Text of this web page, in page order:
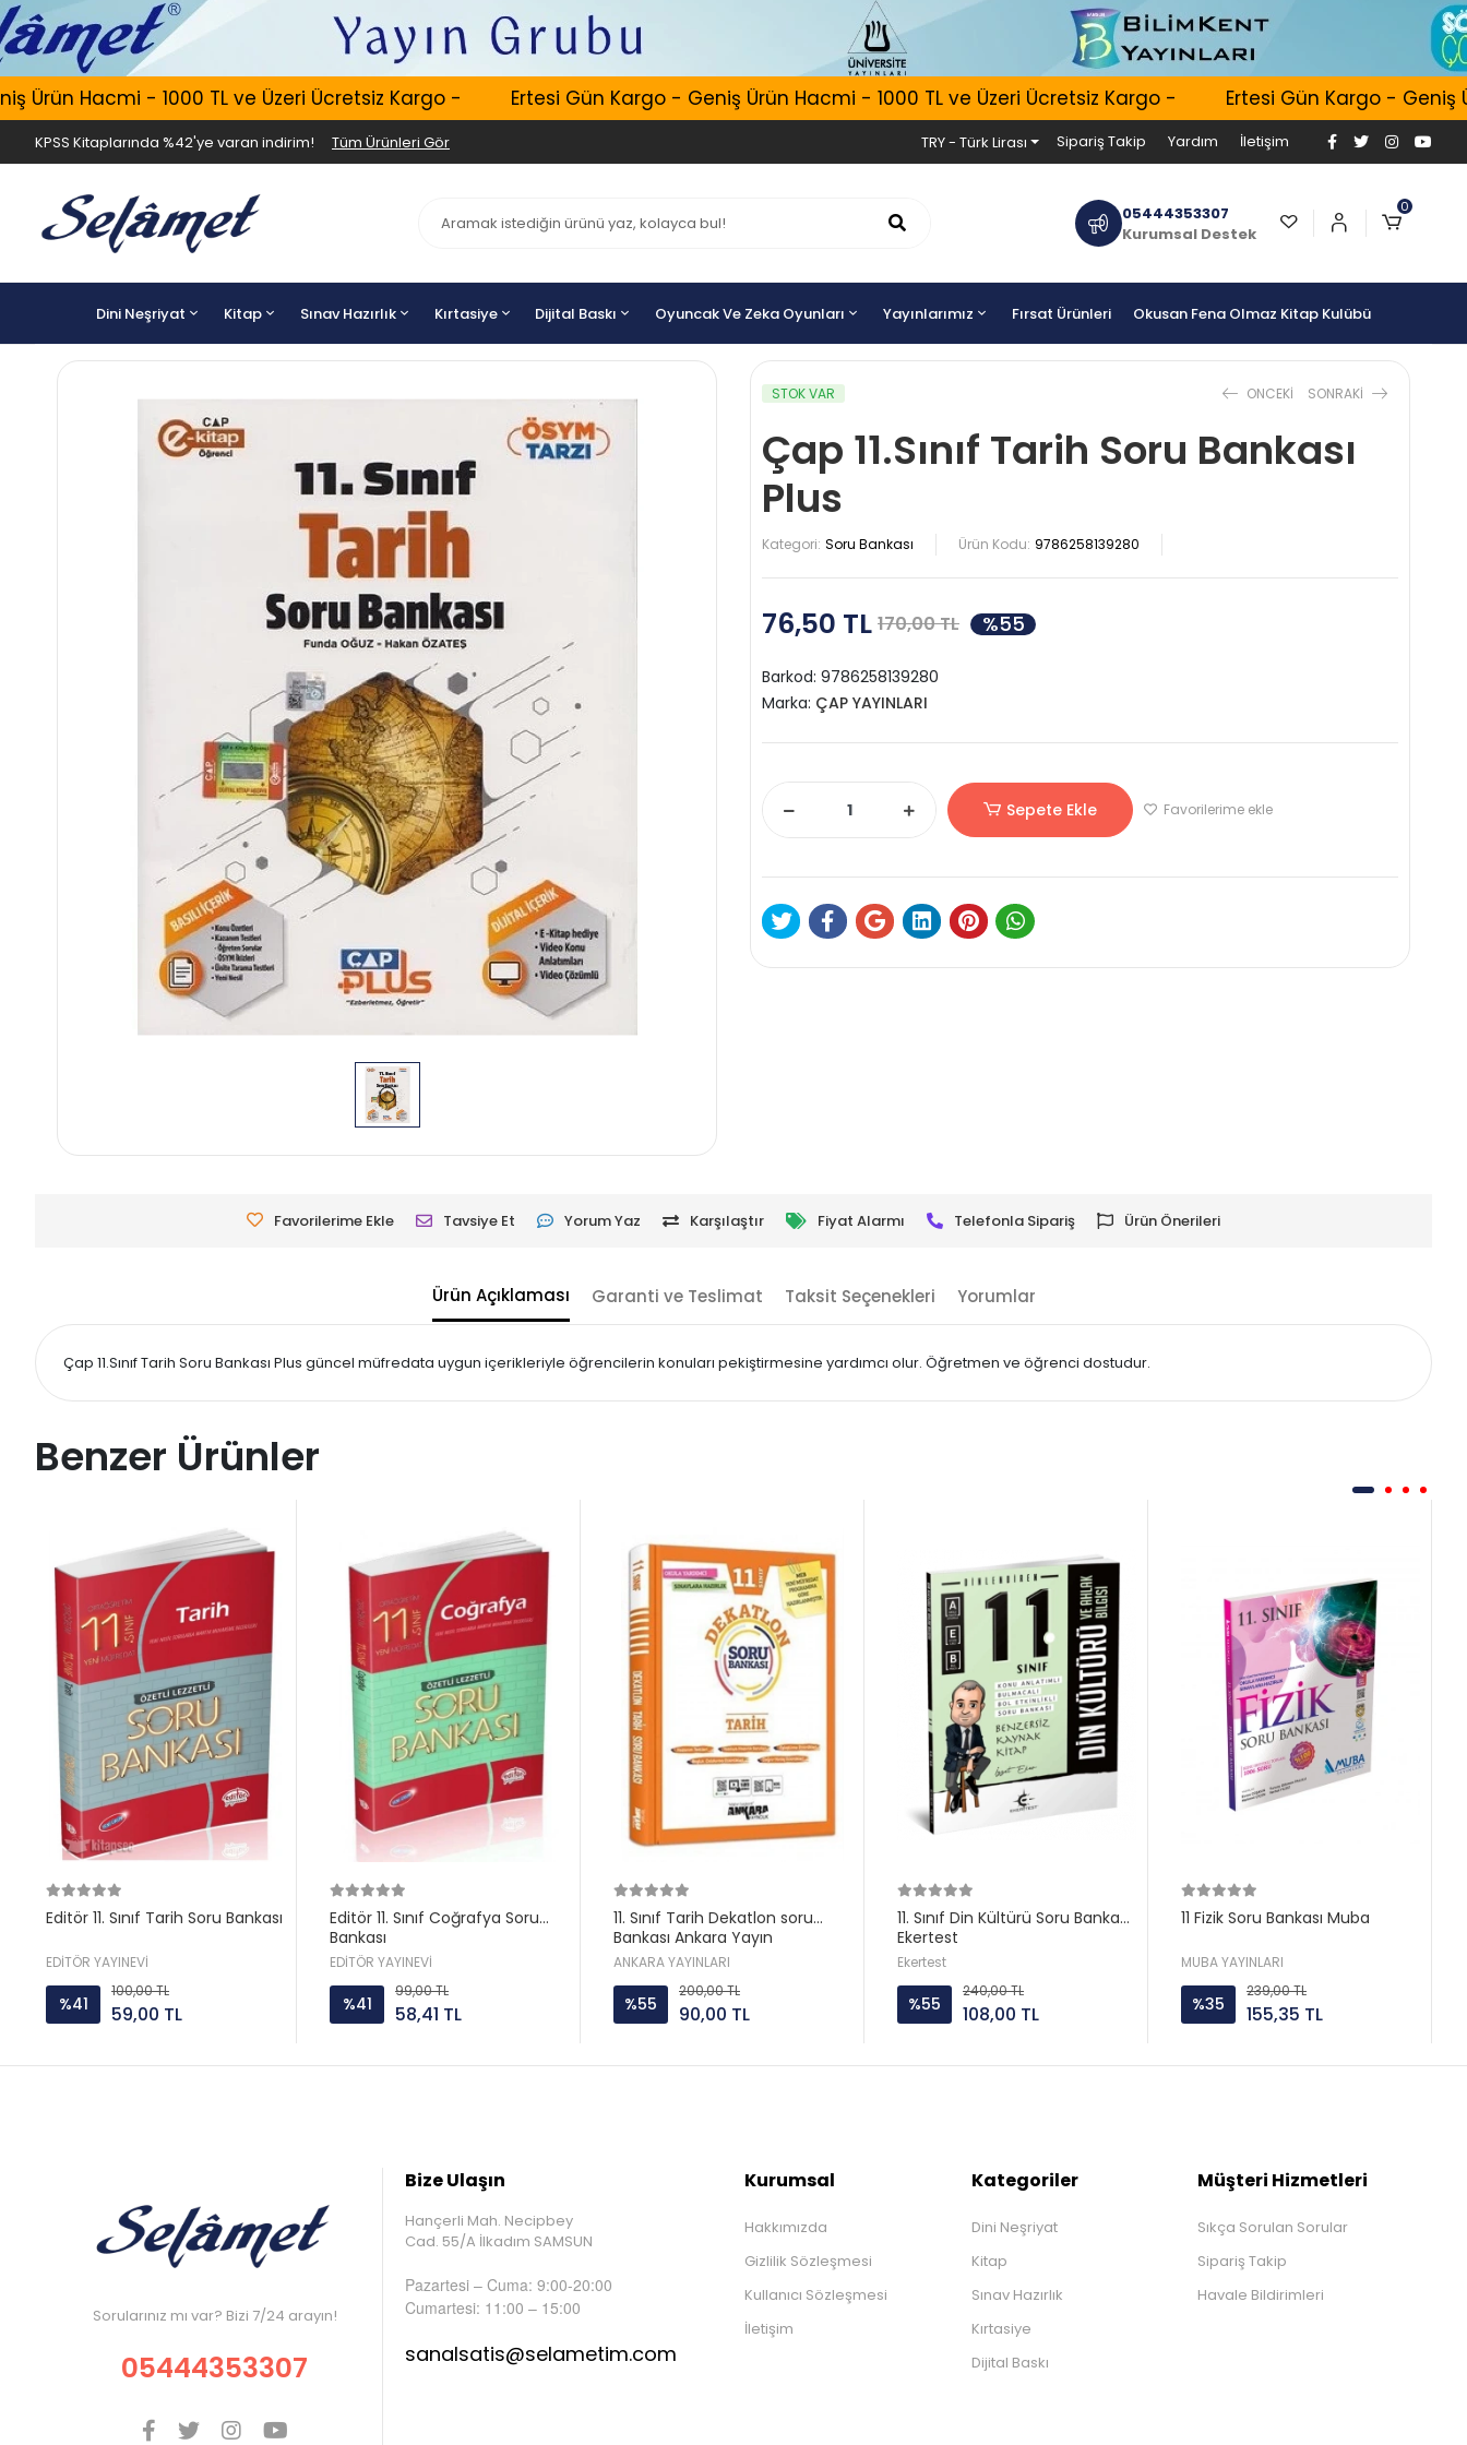
Hacmi - 1000 TL ve Üzeri Ücretsiz Kargo - Ertesi Gün Kargo - Geniş Ürün Hacmi - 1000 TL ve Üzeri Ücretsiz Kargo - Ertesi Gün Kargo - Geniş
KPSS Kitaplarında %42'ye varan indirim! Tüm Ürünleri Gör TRY - Türk Lirası Sipariş Takip Yardım İletişim
05444353307
Kurumsal Destek
0
Dini Neşriyat Kitap Sınav Hazırlık Kırtasiye Dijital Baskı Oyuncak Ve Zeka Oyunları Yayınlarımız Fırsat Ürünleri Okusan Fena Olmaz Kitap Kulübü
STOK VAR ONCEKI SONRAKI
Çap 11.Sınıf Tarih Soru Bankası
Plus
Kategori: Soru Bankası Ürün Kodu: 9786258139280
76,50 TL 170,00 TL %55
Barkod: 9786258139280
Marka: ÇAP YAYINLARI
Sepete Ekle Favorilerime ekle
Favorilerime Ekle Tavsiye Et Yorum Yaz Karşılaştır Fiyat Alarmı Telefonla Sipariş Ürün Önerileri
Ürün Açıklaması Garanti ve Teslimat Taksit Seçenekleri Yorumlar
Çap 11.Sınıf Tarih Soru Bankası Plus güncel müfredata uygun içerikleriyle öğrencilerin konuları pekiştirmesine yardımcı olur. Öğretmen ve öğrenci dostudur.
Benzer Ürünler
Editör 11. Sınıf Tarih Soru Bankası
EDİTÖR YAYINEVİ
%41
100,00 TL
59,00 TL
Editör 11. Sınıf Coğrafya Soru
Bankası
EDİTÖR YAYINEVİ
%41
99,00 TL
58,41 TL
11. Sınıf Tarih Dekatlon soru
Bankası Ankara Yayın
ANKARA YAYINLARI
%55
200,00 TL
90,00 TL
11. Sınıf Din Kültürü Soru Bankası
Ekertest
Ekertest
%55
240,00 TL
108,00 TL
11 Fizik Soru Bankası Muba
MUBA YAYINLARI
%35
239,00 TL
155,35 TL
Sorularınız mı var? Bizi 7/24 arayın!
05444353307
Bize Ulaşın
Hançerli Mah. Necipbey
Cad. 55/A İlkadım SAMSUN
Pazartesi – Cuma: 9:00-20:00
Cumartesi: 11:00 – 15:00
sanalsatis@selametim.com
Kurumsal
Hakkımızda
Gizlilik Sözleşmesi
Kullanıcı Sözleşmesi
İletişim
Kategoriler
Dini Neşriyat
Kitap
Sınav Hazırlık
Kırtasiye
Dijital Baskı
Müşteri Hizmetleri
Sıkça Sorulan Sorular
Sipariş Takip
Havale Bildirimleri